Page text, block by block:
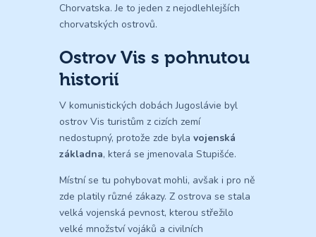
Chorvatska. Je to jeden z nejodlehlejších
chorvatských ostrovů.
Ostrov Vis s pohnutou
historií
V komunistických dobách Jugoslávie byl
ostrov Vis turistům z cizích zemí
nedostupný, protože zde byla vojenská
základna, která se jmenovala Stupišće.
Místní se tu pohybovat mohli, avšak i pro ně
zde platily různé zákazy. Z ostrova se stala
velká vojenská pevnost, kterou střežilo
velké množství vojáků a civilních